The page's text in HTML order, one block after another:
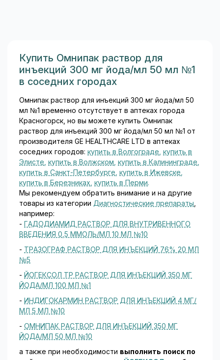
кишечника...
Купить Омнипак раствор для
инъекций 300 мг йода/мл 50 мл №1
в соседних городах
Омнипак раствор для инъекций 300 мг йода/мл 50
мл №1 временно отсутствует в аптеках города
Красногорск, но вы можете купить Омнипак
раствор для инъекций 300 мг йода/мл 50 мл №1 от
производителя GE HEALTHCARE LTD в аптеках
соседних городов: купить в Волгограде, купить в
Элисте, купить в Волжском, купить в Калининграде,
купить в Санкт-Петербурге, купить в Ижевске,
купить в Березниках, купить в Перми.
Мы рекомендуем обратить внимание и на другие
товары из категории Диагностические препараты,
например:
- ГАДОДИАМИД РАСТВОР ДЛЯ ВНУТРИВЕННОГО
ВВЕДЕНИЯ 0,5 ММОЛЬ/МЛ 10 МЛ №10
- ТРАЗОГРАФ РАСТВОР ДЛЯ ИНЪЕКЦИЙ 76% 20 МЛ
№5
- ЙОГЕКСОЛ ТР РАСТВОР ДЛЯ ИНЪЕКЦИЙ 350 МГ
ЙОДА/МЛ 100 МЛ №1
- ИНДИГОКАРМИН РАСТВОР ДЛЯ ИНЪЕКЦИЙ 4 МГ/
МЛ 5 МЛ №10
- ОМНИПАК РАСТВОР ДЛЯ ИНЪЕКЦИЙ 350 МГ
ЙОДА/МЛ 50 МЛ №10
а также при необходимости выполнить поиск по